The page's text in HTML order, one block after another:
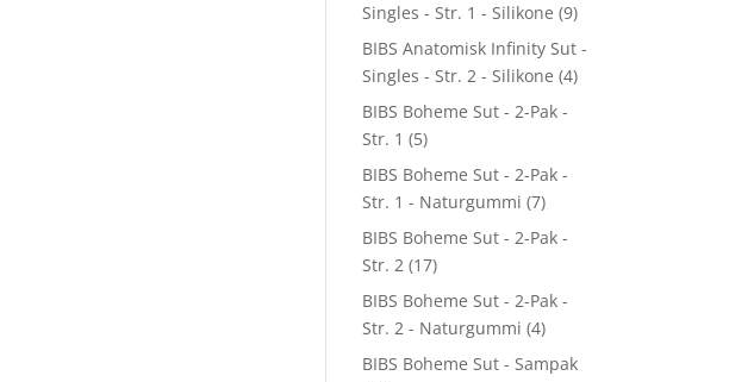
Singles - Str. 1 - Silikone (9)
BIBS Anatomisk Infinity Sut -
Singles - Str. 2 - Silikone (4)
BIBS Boheme Sut - 2-Pak -
Str. 1 (5)
BIBS Boheme Sut - 2-Pak -
Str. 1 - Naturgummi (7)
BIBS Boheme Sut - 2-Pak -
Str. 2 (17)
BIBS Boheme Sut - 2-Pak -
Str. 2 - Naturgummi (4)
BIBS Boheme Sut - Sampak